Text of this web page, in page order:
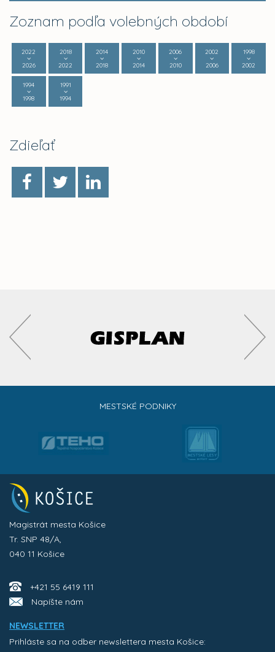
Zoznam podľa volebných období
2022
2026
2018
2022
2014
2018
2010
2014
2006
2010
2002
2006
1998
2002
1994
1998
1991
1994
Zdieľať
MESTSKÉ PODNIKY
Magistrát mesta Košice
Tr. SNP 48/A,
040 11 Košice
+421 55 6419 111
Napíšte nám
NEWSLETTER
Prihláste sa na odber newslettera mesta Košice: